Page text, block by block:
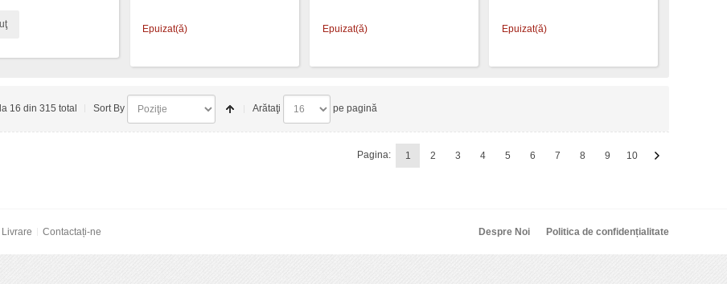
Epuizat(ă) Epuizat(ă) Epuizat(ă)
16 din 315 total Sort By Arătaţi pe pagină
Pagina: 1 2 3 4 5 6 7 8 9 10
Contactați-ne Despre Noi Politica de confidențialitate